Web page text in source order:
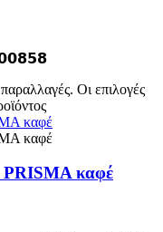
𝟬𝟬𝟴𝟱𝟴
Οι επιλογές
PRISMA καφέ